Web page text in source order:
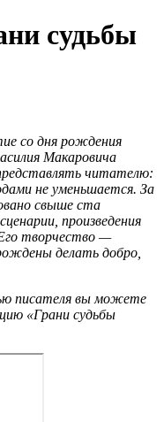
судьбы
со дня рождения
Макаровича
читателю:
не уменьшается. За
свыше ста
произведения
творчество —
делать добро,
писателя вы можете
«Грани судьбы